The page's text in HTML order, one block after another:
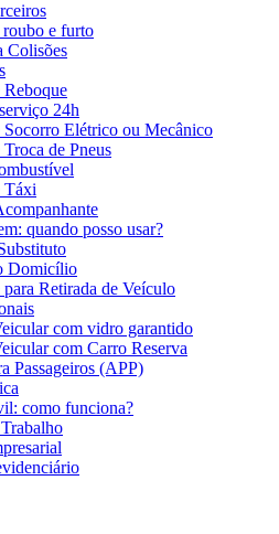
e furto
Colisões
Reboque
24h
Socorro Elétrico ou Mecânico
de Pneus
Táxi
quando posso usar?
Domicílio
para Retirada de Veículo
com vidro garantido
com Carro Reserva
Passageiros (APP)
como funciona?